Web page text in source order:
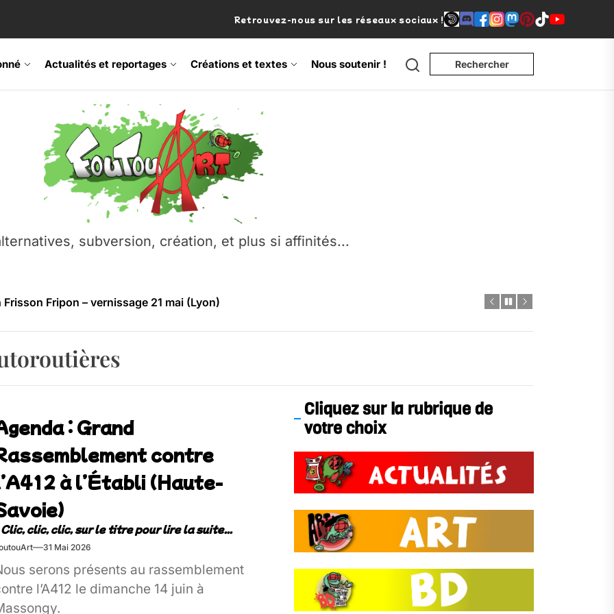
Retrouvez-nous sur les réseaux sociaux !
Actualités et reportages Créations et textes Nous soutenir ! Search Rechercher
subversion, création, et plus si affinités...
Frisson Fripon – vernissage 21 mai (Lyon)
Festival – Samedi 18 juillet (Vaulx-en-Velin)
– Ŝtono, un livre réalisé par Michaël Moretti & Pierre Lacôte
contre l’A412 à l’Établi (Haute-Savoie)
Fripon – vernissage 21 mai (Lyon)
Festival – Samedi 18 juillet (Vaulx-en-Velin)
: Grand
contre
à l’Établi (Haute-
31 Mai 2026
serons présents au rassemblement
l’A412 le dimanche 14 juin à
Cliquez sur la rubrique de
votre choix